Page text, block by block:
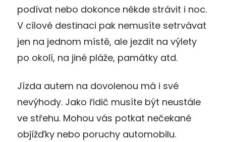
podívat nebo dokonce někde strávit i noc.
V cílové destinaci pak nemusíte setrvávat
jen na jednom místě, ale jezdit na výlety
po okolí, na jiné pláže, památky atd.
Jízda autem na dovolenou má i své
nevýhody. Jako řidič musíte být neustále
ve střehu. Mohou vás potkat nečekané
objížďky nebo poruchy automobilu.